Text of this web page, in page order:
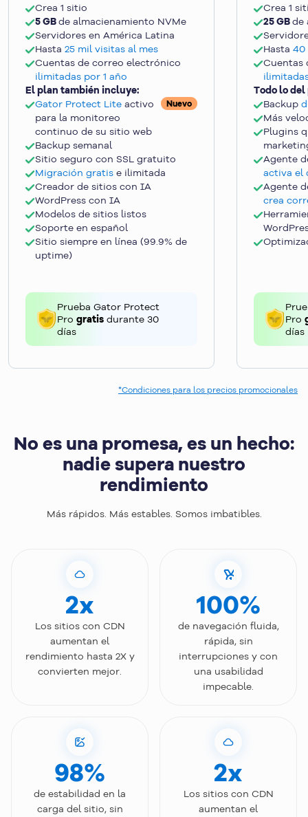
Crea 1 sitio
5 GBde almacienamiento NVMe
Servidores en América Latina
Hasta 25 mil visitas al mes
Cuentas de correo electrónico
ilimitadas por 1 año
El plan también incluye:
Gator Protect Lite activo
para la monitoreo
continuo de su sitio web
Nuevo
Backup semanal
Sitio seguro con SSL gratuito
Migración gratis e ilimitada
Creador de sitios con IA
WordPress con IA
Modelos de sitios listos
Soporte en español
Sitio siempre en línea (99.9% de
uptime)
Prueba Gator Protect
Pro gratis durante 30
días
Crea 1
25 GBde
Hasta 40
Cuentas
Todo lo del
Backup
Más
Plugins
Agente
activa el
Agente
crea
Pro
días
*Condiciones para los precios promocionales
No es una promesa, es un hecho:
nadie supera nuestro
rendimiento
Más rápidos. Más estables. Somos imbatibles.
2x
Los sitios con CDN
aumentan el
rendimiento hasta 2X y
convierten mejor.
100%
de navegación fluida,
rápida, sin
interrupciones y con
una usabilidad
impecable.
98%
de estabilidad en la
carga del sitio, sin
2x
Los sitios con CDN
aumentan el